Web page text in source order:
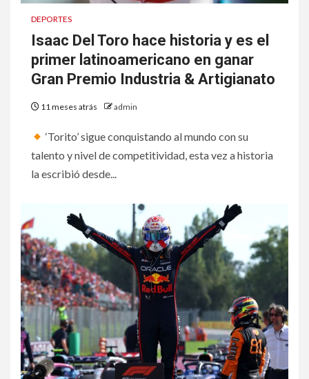
DEPORTES
Isaac Del Toro hace historia y es el
primer latinoamericano en ganar
Gran Premio Industria & Artigianato
11 meses atrás admin
‘Torito’ sigue conquistando al mundo con su
talento y nivel de competitividad, esta vez a historia
la escribió desde...